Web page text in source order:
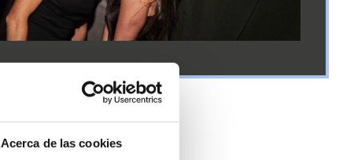
Acerca de las cookies